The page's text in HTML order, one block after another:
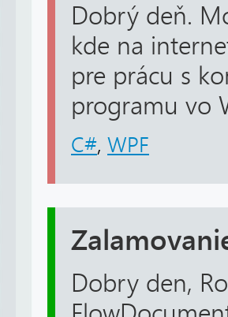
Dobrý deň.
kde na
pre prácu s
programu vo
C#, WPF
Dobry den,